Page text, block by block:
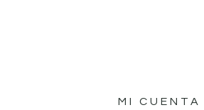
MI CUENTA